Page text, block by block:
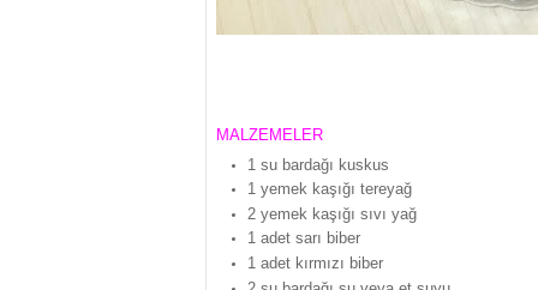
MALZEMELER
1 su bardağı kuskus
1 yemek kaşığı tereyağ
2 yemek kaşığı sıvı yağ
1 adet sarı biber
1 adet kırmızı biber